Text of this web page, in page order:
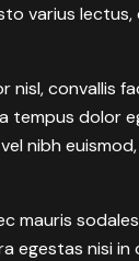
varius
convallis
tempus dolor
nibh
mauris
egestas nisi in